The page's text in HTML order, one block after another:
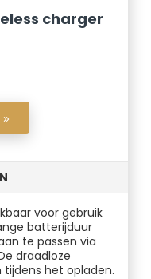
charger
voor gebruik
batterijduur
te passen via
draadloze
het opladen.